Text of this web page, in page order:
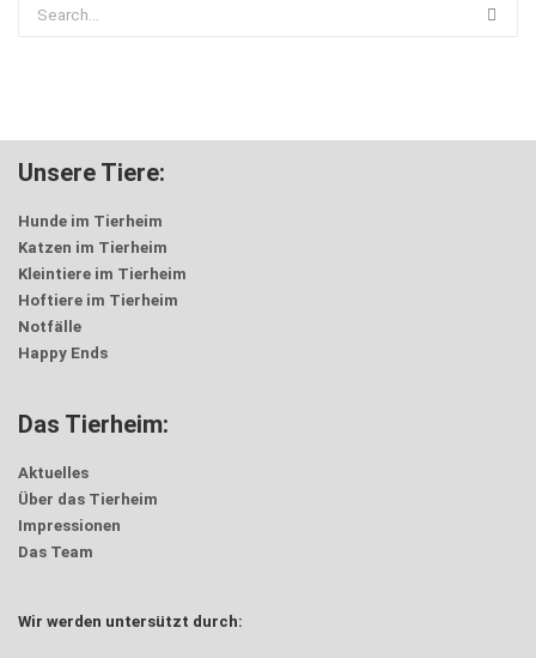
Unsere Tiere:
Hunde im Tierheim
Katzen im Tierheim
Kleintiere im Tierheim
Hoftiere im Tierheim
Notfälle
Happy Ends
Das Tierheim:
Aktuelles
Über das Tierheim
Impressionen
Das Team
Wir werden untersützt durch: